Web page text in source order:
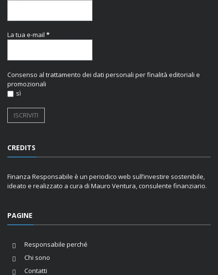
La tua e-mail *
Consenso al trattamento dei dati personali per finalità editoriali e
promozionali
sì
CREDITS
Finanza Responsabile è un periodico web sull’investire sostenibile,
ideato e realizzato a cura di Mauro Ventura, consulente finanziario.
PAGINE
Responsabile perché
Chi sono
Contatti